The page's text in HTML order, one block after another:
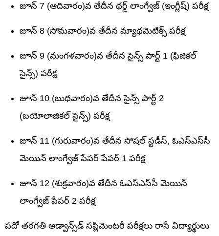
జూన్ 7 (ఆదివారం)వ తేదీన థర్డ్ లాంగ్వేజ్ (ఇంగ్లీష్) పరీక్ష
జూన్ 8 (సోమవారం)వ తేదీన మ్యాథమెటిక్స్ పరీక్ష
జూన్ 9 (మంగళవారం)వ తేదీన సైన్స్ పార్ట్ 1 (ఫిజికల్
సైన్స్) పరీక్ష
జూన్ 10 (బుధవారం)వ తేదీన సైన్స్ పార్ట్ 2
(బయోలాజికల్ సైన్స్) పరీక్ష
జూన్ 11 (గురువారం)వ తేదీన సోషల్ స్టడీస్, ఓఎస్‌ఎస్‌సీ
మెయిన్ లాంగ్వేజ్ పేపర్‌ పేపర్ 1 పరీక్ష
జూన్ 12 (శుక్రవారం)వ తేదీన ఓఎస్‌ఎస్‌సీ మెయిన్
లాంగ్వేజ్‌ పేపర్‌ 2 పరీక్ష
పదో తరగతి అడ్వాన్స్‌డ్‌ సప్లిమెంటరీ పరీక్షలు రాసే విద్యార్థులు